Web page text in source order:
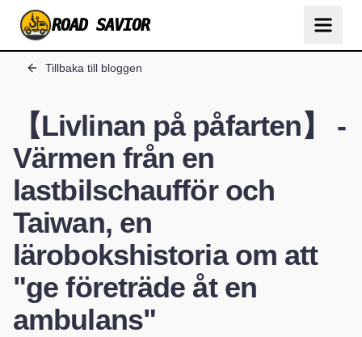
ROAD SAVIOR
Tillbaka till bloggen
【Livlinan på påfarten】 -
Värmen från en
lastbilschaufför och
Taiwan, en
lärobokshistoria om att
"ge företräde åt en
ambulans"